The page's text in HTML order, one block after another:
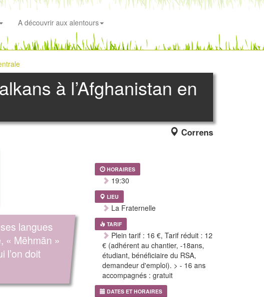
A découvrir aux alentours
à l’Afghanistan en
Correns
langues
« Mēhmān »
l’on doit
HORAIRES
19:30
LIEU
La Fraternelle
TARIF
Plein tarif : 16 €, Tarif réduit : 12
€ (adhérent au chantier, -18ans,
étudiant, bénéficiaire du RSA,
demandeur d'emploi). > - 16 ans
accompagnés : gratuit
DATES ET HORAIRES